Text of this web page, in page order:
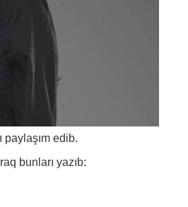
paylaşım edib.
bunları yazıb: